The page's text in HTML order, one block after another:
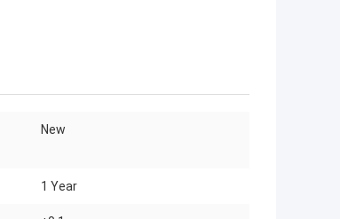
New
1 Year